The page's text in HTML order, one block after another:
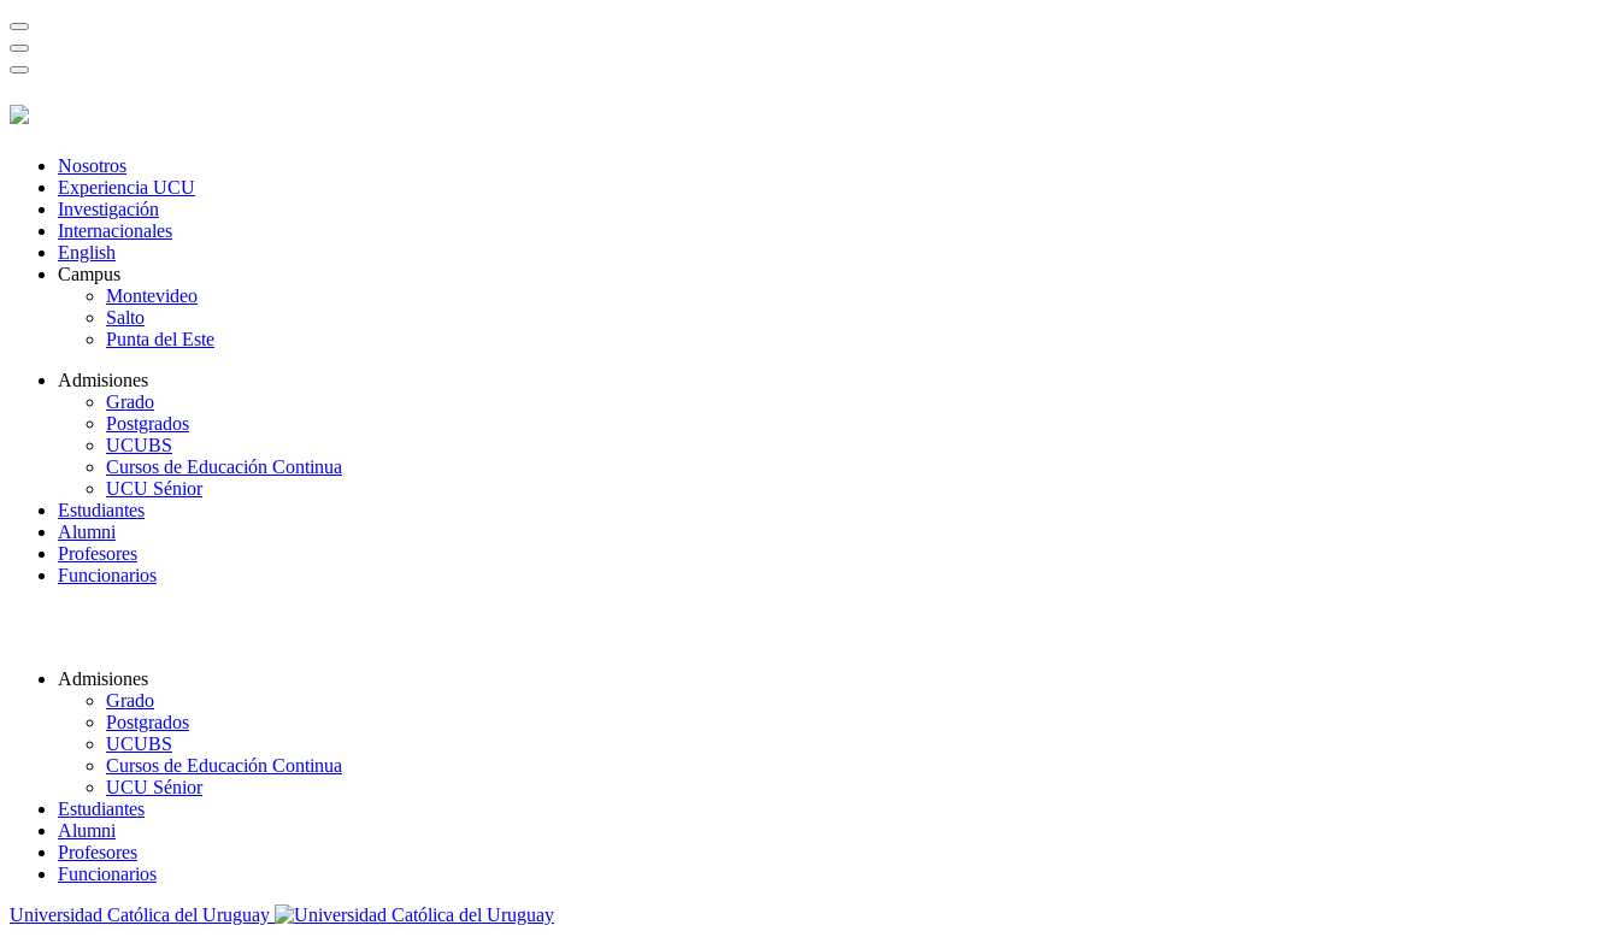
Nosotros
Experiencia UCU
Investigación
Internacionales
English
Campus
Montevideo
Salto
Punta del Este
Admisiones
Grado
Postgrados
UCUBS
Cursos de Educación Continua
UCU Sénior
Estudiantes
Alumni
Profesores
Funcionarios
Admisiones
Grado
Postgrados
UCUBS
Cursos de Educación Continua
UCU Sénior
Estudiantes
Alumni
Profesores
Funcionarios
Universidad Católica del Uruguay